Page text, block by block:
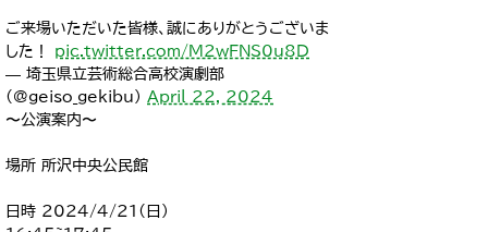
ご来場いただいた皆様、誠にありがとうございま
した！ pic.twitter.com/M2wFNS0u8D
— 埼玉県立芸術総合高校演劇部
(@geiso_gekibu) April 22, 2024
〜公演案内〜
場所 所沢中央公民館
日時 2024/4/21(日)